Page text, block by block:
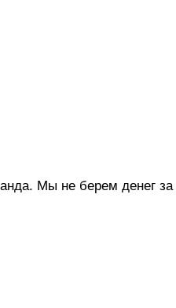
Мы не берем денег за